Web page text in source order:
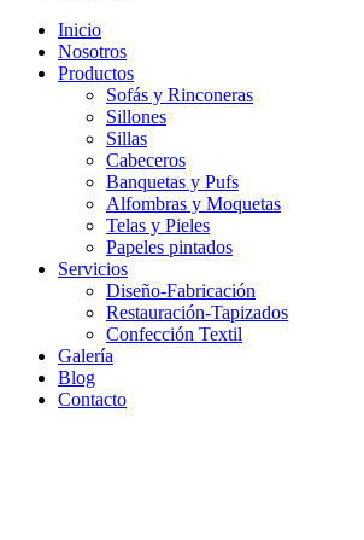
Inicio
Nosotros
Productos
Sofás y Rinconeras
Sillones
Sillas
Cabeceros
Banquetas y Pufs
Alfombras y Moquetas
Telas y Pieles
Papeles pintados
Servicios
Diseño-Fabricación
Restauración-Tapizados
Confección Textil
Galería
Blog
Contacto